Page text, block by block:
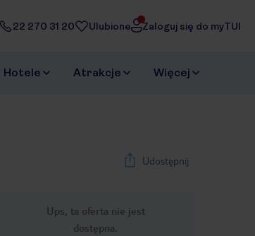
22 270 31 20 Ulubione Zaloguj się do myTUI
Hotele Atrakcje Więcej
Udostępnij
Ups, ta oferta nie jest
dostępna.